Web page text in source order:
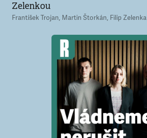
Zelenkou
František Trojan, Martin Štorkán, Filip Zelenka